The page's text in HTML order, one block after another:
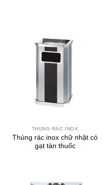
THÙNG RÁC INOX
Thùng rác inox chữ nhật có
gạt tàn thuốc